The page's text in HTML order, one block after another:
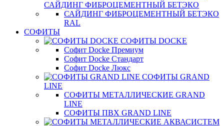
САЙДИНГ ФИБРОЦЕМЕНТНЫЙ БЕТЭКО
САЙДИНГ ФИБРОЦЕМЕНТНЫЙ БЕТЭКО
RAL
СОФИТЫ
СОФИТЫ DOCKE
Софит Docke Премиум
Софит Docke Стандарт
Софит Docke Люкс
СОФИТЫ GRAND
LINE
СОФИТЫ МЕТАЛЛИЧЕСКИЕ GRAND
LINE
СОФИТЫ ПВХ GRAND LINE